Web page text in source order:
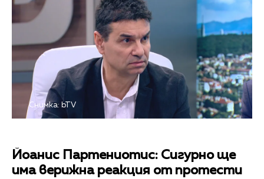
Снимка: bTV
Йоанис Партениотис: Сигурно ще
има верижна реакция от протести